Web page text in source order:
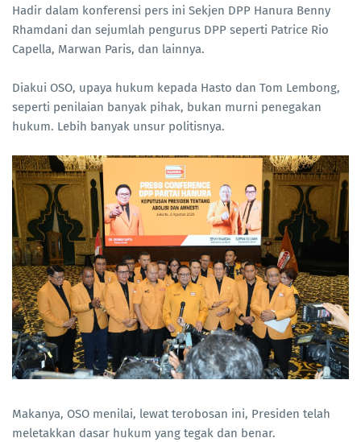
Hadir dalam konferensi pers ini Sekjen DPP Hanura Benny
Rhamdani dan sejumlah pengurus DPP seperti Patrice Rio
Capella, Marwan Paris, dan lainnya.
Diakui OSO, upaya hukum kepada Hasto dan Tom Lembong,
seperti penilaian banyak pihak, bukan murni penegakan
hukum. Lebih banyak unsur politisnya.
Makanya, OSO menilai, lewat terobosan ini, Presiden telah
meletakkan dasar hukum yang tegak dan benar.